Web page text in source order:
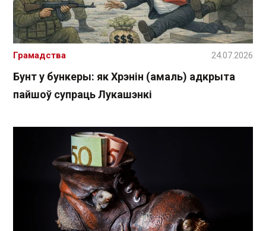
Бунт у бункеры: як Хрэнін (амаль) адкрыта
пайшоў супраць Лукашэнкі
Грамадства 24.07.2026